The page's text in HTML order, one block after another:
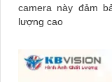
camera này đảm
lượng cao